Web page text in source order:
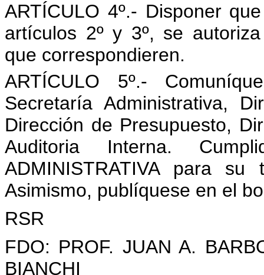
ARTÍCULO 4º.- Disponer
artículos 2º y 3º, se
que correspondieren.
ARTÍCULO 5º.-
Secretaría Administrativa,
Dirección de Presupuesto,
Auditoria Interna.
ADMINISTRATIVA para
Asimismo, publíquese en el
RSR
FDO: PROF. JUAN A.
BIANCHI